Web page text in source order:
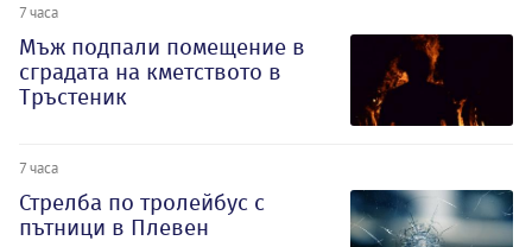
7 часа
Мъж подпали помещение в
сградата на кметството в
Тръстеник
7 часа
Стрелба по тролейбус с
пътници в Плевен